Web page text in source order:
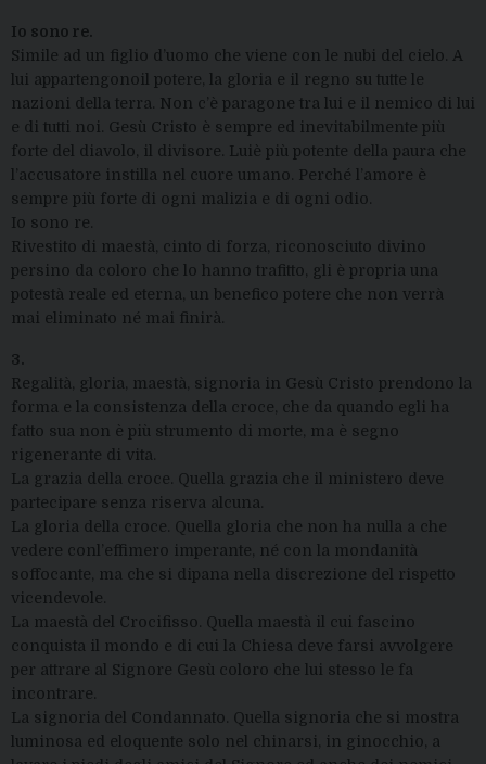
Io sono re.
Simile ad un figlio d’uomo che viene con le nubi del cielo. A
lui appartengonoil potere, la gloria e il regno su tutte le
nazioni della terra. Non c’è paragone tra lui e il nemico di lui
e di tutti noi. Gesù Cristo è sempre ed inevitabilmente più
forte del diavolo, il divisore. Luiè più potente della paura che
l’accusatore instilla nel cuore umano. Perché l’amore è
sempre più forte di ogni malizia e di ogni odio.
Io sono re.
Rivestito di maestà, cinto di forza, riconosciuto divino
persino da coloro che lo hanno trafitto, gli è propria una
potestà reale ed eterna, un benefico potere che non verrà
mai eliminato né mai finirà.
3.
Regalità, gloria, maestà, signoria in Gesù Cristo prendono la
forma e la consistenza della croce, che da quando egli ha
fatto sua non è più strumento di morte, ma è segno
rigenerante di vita.
La grazia della croce. Quella grazia che il ministero deve
partecipare senza riserva alcuna.
La gloria della croce. Quella gloria che non ha nulla a che
vedere conl’effimero imperante, né con la mondanità
soffocante, ma che si dipana nella discrezione del rispetto
vicendevole.
La maestà del Crocifisso. Quella maestà il cui fascino
conquista il mondo e di cui la Chiesa deve farsi avvolgere
per attrare al Signore Gesù coloro che lui stesso le fa
incontrare.
La signoria del Condannato. Quella signoria che si mostra
luminosa ed eloquente solo nel chinarsi, in ginocchio, a